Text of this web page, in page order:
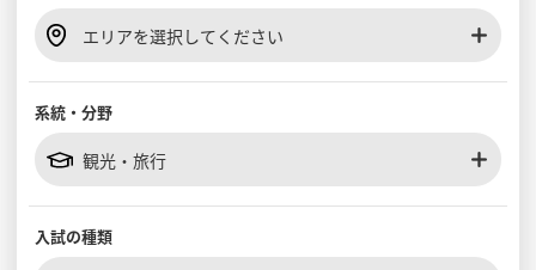
エリアを選択してください
系統・分野
観光・旅行
入試の種類